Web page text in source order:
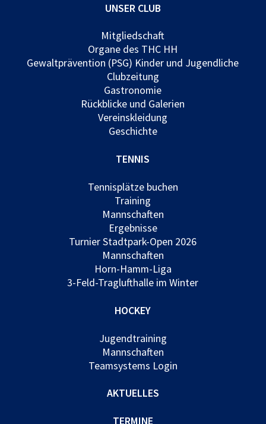
UNSER CLUB
Mitgliedschaft
Organe des THC HH
Gewaltprävention (PSG) Kinder und Jugendliche
Clubzeitung
Gastronomie
Rückblicke und Galerien
Vereinskleidung
Geschichte
TENNIS
Tennisplätze buchen
Training
Mannschaften
Ergebnisse
Turnier Stadtpark-Open 2026
Mannschaften
Horn-Hamm-Liga
3-Feld-Traglufthalle im Winter
HOCKEY
Jugendtraining
Mannschaften
Teamsystems Login
AKTUELLES
TERMINE